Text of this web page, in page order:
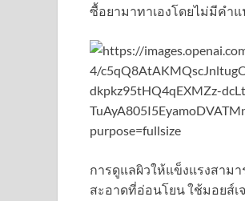
ซื้อยามาทาเองโดยไม่มีคำ
การดูแลผิวให้แข็งแรงสาม
สะอาดที่อ่อนโยน ใช้มอยส์เ